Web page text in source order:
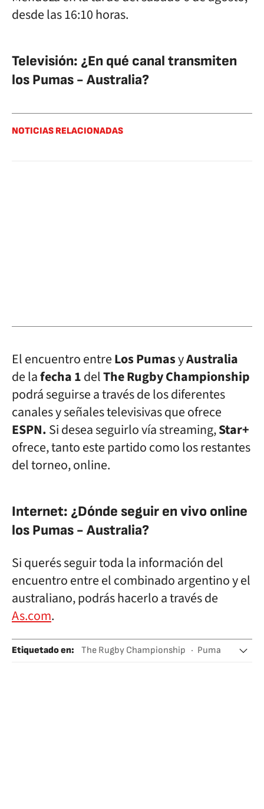
desde las 16:10 horas.
Televisión: ¿En qué canal transmiten
los Pumas - Australia?
NOTICIAS RELACIONADAS
El encuentro entreLos PumasyAustralia
de lafecha 1delThe Rugby Championship
podrá seguirse a través de los diferentes
canales y señales televisivas que ofrece
ESPN.Si desea seguirlo vía streaming,Star+
ofrece, tanto este partido como los restantes
del torneo, online.
Internet: ¿Dónde seguir en vivo online
los Pumas - Australia?
Si querés seguir toda la información del
encuentro entre el combinado argentino y el
australiano, podrás hacerlo a través de
As.com.
Etiquetado en: The Rugby Championship
Puma